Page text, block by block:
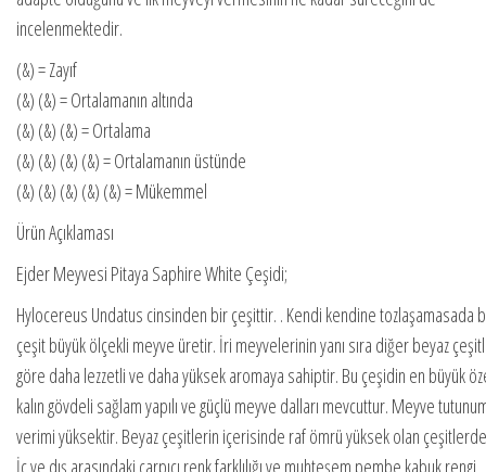
incelenmektedir.
(&) = Zayıf
(&) (&) = Ortalamanın altında
(&) (&) (&) = Ortalama
(&) (&) (&) (&) = Ortalamanın üstünde
(&) (&) (&) (&) (&) = Mükemmel
Ürün Açıklaması
Ejder Meyvesi Pitaya Saphire White Çeşidi;
Hylocereus Undatus cinsinden bir çeşittir. . Kendi kendine tozlaşamasada
çeşit büyük ölçekli meyve üretir. İri meyvelerinin yanı sıra diğer beyaz
göre daha lezzetli ve daha yüksek aromaya sahiptir. Bu çeşidin en büyük
kalın gövdeli sağlam yapılı ve güçlü meyve dalları mevcuttur. Meyve
verimi yüksektir. Beyaz çeşitlerin içerisinde raf ömrü yüksek olan